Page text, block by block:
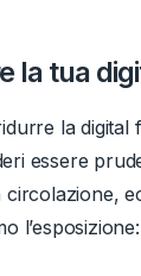
la tua
la digital
essere
l’esposizione: